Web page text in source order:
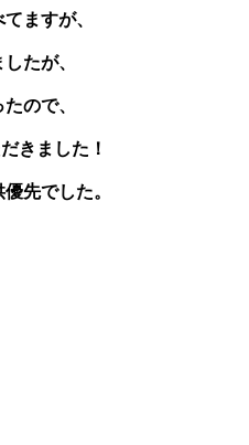
ますが、
たが、
ので、
きました！
先でした。